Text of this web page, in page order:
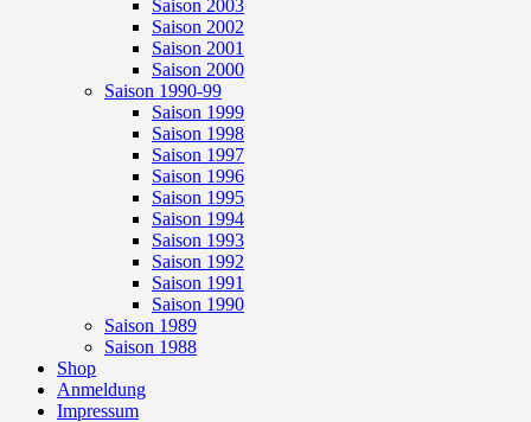
Saison 2003
Saison 2002
Saison 2001
Saison 2000
Saison 1990-99
Saison 1999
Saison 1998
Saison 1997
Saison 1996
Saison 1995
Saison 1994
Saison 1993
Saison 1992
Saison 1991
Saison 1990
Saison 1989
Saison 1988
Shop
Anmeldung
Impressum